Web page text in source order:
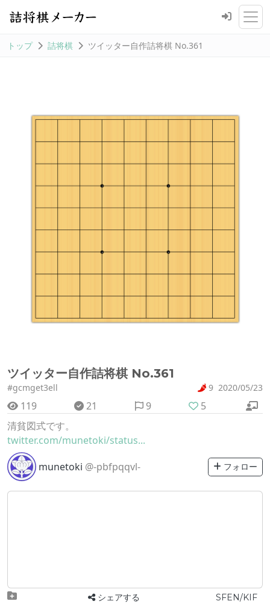
トップ 詰将棋 ツイッター自作詰将棋 No.361
ツイッター自作詰将棋 No.361
#gcmget3ell 9 2020/05/23
119 21 9
5
清貧図式です。
twitter.com/munetoki/status...
munetoki @-pbfpqqvl- フォロー
シェアする SFEN/KIF